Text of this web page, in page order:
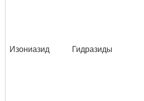
Изониазид Гидразиды